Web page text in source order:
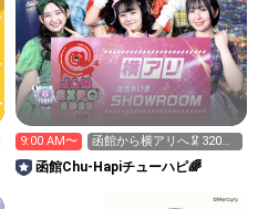
9:00 AM〜
函館から横アリへ🦑320万
pt目標！キラ星求！
函館Chu-Hapiチューハピ🌈